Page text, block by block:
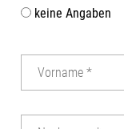
keine Angaben